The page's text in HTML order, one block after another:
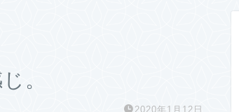
。
2020年1月12日